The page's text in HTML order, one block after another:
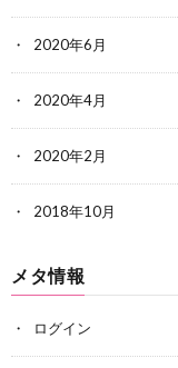
2020年6月
2020年4月
2020年2月
2018年10月
メタ情報
ログイン